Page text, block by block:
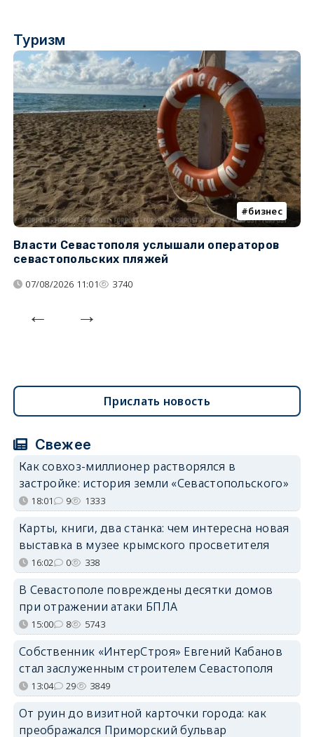
Туризм
бизнес
Власти Севастополя услышали операторов
севастопольских пляжей
07/08/2026 11:01 3740
Прислать новость
Свежее
Как совхоз-миллионер растворялся в
застройке: история земли «Севастопольского»
18:01 9 1333
Карты, книги, два станка: чем интересна новая
выставка в музее крымского просветителя
16:02 0 338
В Севастополе повреждены десятки домов
при отражении атаки БПЛА
15:00 8 5743
Собственник «ИнтерСтроя» Евгений Кабанов
стал заслуженным строителем Севастополя
13:04 29 3849
От руин до визитной карточки города: как
преображался Приморский бульвар